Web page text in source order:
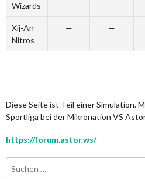
Wizards
Xij-An
Nitros
— —
Diese Seite ist Teil einer Simulation.
Sportliga bei der Mikronation VS
https://forum.astor.ws/